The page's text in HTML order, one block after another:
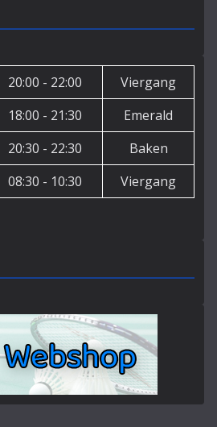
20:00 - 22:00
Viergang
18:00 - 21:30
Emerald
20:30 - 22:30
Baken
08:30 - 10:30 Viergang